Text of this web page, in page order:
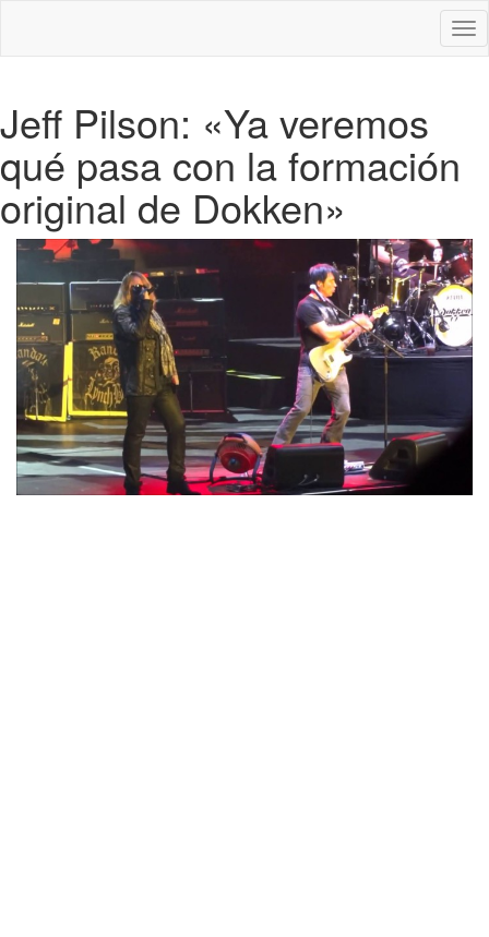
Jeff Pilson: «Ya veremos
qué pasa con la formación
original de Dokken»